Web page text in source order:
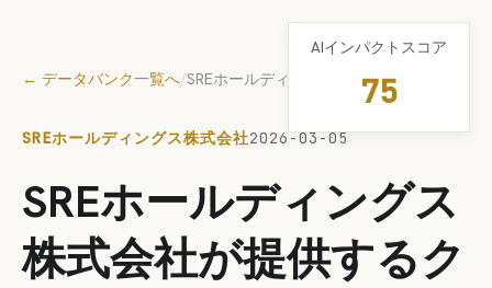
← データバンク一覧へ/SREホールディングス株式会社
SREホールディングス株式会社2026-03-05
SREホールディングス
株式会社が提供するク
AIインパクトスコア
75